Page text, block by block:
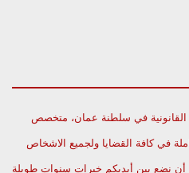
القانونية في سلطنة عمان، متخصص
في كافة القضايا ولجميع الاشخاص
هو أن نضع بين أيديكم خبرات سنوات طويلة